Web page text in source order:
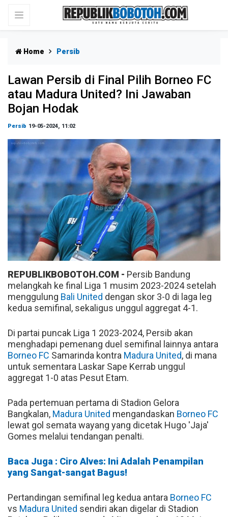
Home Persib
Lawan Persib di Final Pilih Borneo FC
atau Madura United? Ini Jawaban
Bojan Hodak
Persib 19-05-2024, 11:02
REPUBLIKBOBOTOH.COM - Persib Bandung
melangkah ke final Liga 1 musim 2023-2024 setelah
menggulung Bali United dengan skor 3-0 di laga leg
kedua semifinal, sekaligus unggul aggregat 4-1.
Di partai puncak Liga 1 2023-2024, Persib akan
menghadapi pemenang duel semifinal lainnya antara
Borneo FC Samarinda kontra Madura United, di mana
untuk sementara Laskar Sape Kerrab unggul
aggregat 1-0 atas Pesut Etam.
Pada pertemuan pertama di Stadion Gelora
Bangkalan, Madura United mengandaskan Borneo FC
lewat gol semata wayang yang dicetak Hugo 'Jaja'
Gomes melalui tendangan penalti.
Baca Juga : Ciro Alves: Ini Adalah Penampilan
yang Sangat-sangat Bagus!
Pertandingan semifinal leg kedua antara Borneo FC
vs Madura United sendiri akan digelar di Stadion